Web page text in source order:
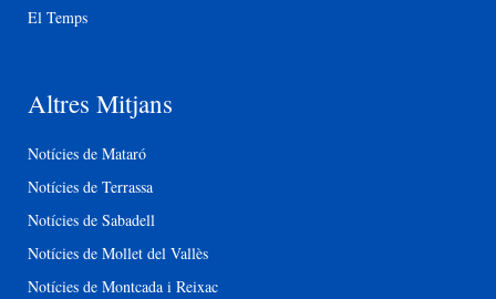
El Temps
Altres Mitjans
Notícies de Mataró
Notícies de Terrassa
Notícies de Sabadell
Notícies de Mollet del Vallès
Notícies de Montcada i Reixac